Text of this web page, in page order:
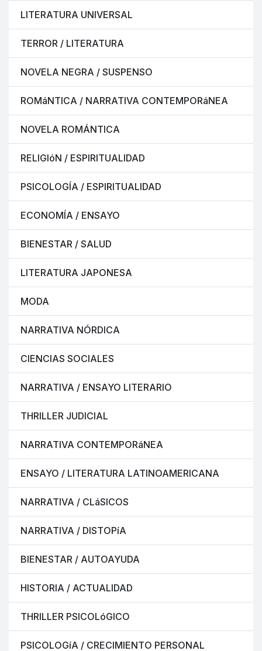
LITERATURA UNIVERSAL
TERROR / LITERATURA
NOVELA NEGRA / SUSPENSO
ROMáNTICA / NARRATIVA CONTEMPORáNEA
NOVELA ROMÁNTICA
RELIGIóN / ESPIRITUALIDAD
PSICOLOGÍA / ESPIRITUALIDAD
ECONOMÍA / ENSAYO
BIENESTAR / SALUD
LITERATURA JAPONESA
MODA
NARRATIVA NÓRDICA
CIENCIAS SOCIALES
NARRATIVA / ENSAYO LITERARIO
THRILLER JUDICIAL
NARRATIVA CONTEMPORáNEA
ENSAYO / LITERATURA LATINOAMERICANA
NARRATIVA / CLáSICOS
NARRATIVA / DISTOPíA
BIENESTAR / AUTOAYUDA
HISTORIA / ACTUALIDAD
THRILLER PSICOLóGICO
PSICOLOGíA / CRECIMIENTO PERSONAL